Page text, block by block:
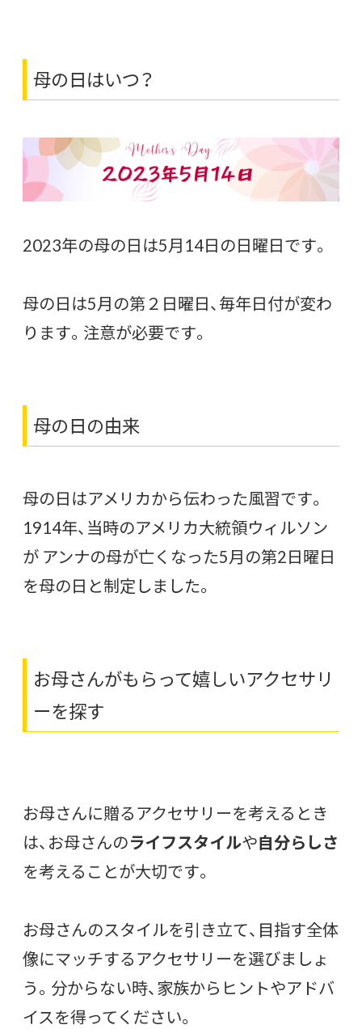
母の日はいつ？
2023年の母の日は5月14日の日曜日です。
母の日は5月の第２日曜日、毎年日付が変わ
ります。注意が必要です。
母の日の由来
母の日はアメリカから伝わった風習です。
1914年、当時のアメリカ大統領ウィルソン
が アンナの母が亡くなった5月の第2日曜日
を母の日と制定しました。
お母さんがもらって嬉しいアクセサリ
ーを探す
お母さんに贈るアクセサリーを考えるとき
は、お母さんのライフスタイルや自分らしさ
を考えることが大切です。
お母さんのスタイルを引き立て、目指す全体
像にマッチするアクセサリーを選びましょ
う。分からない時、家族からヒントやアドバ
イスを得ってください。